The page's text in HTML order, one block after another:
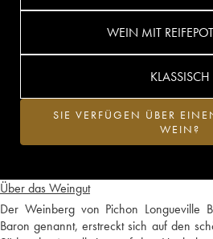
Über das Weingut
Der Weinberg von Pichon Longueville
Baron genannt, erstreckt sich auf den
WEIN MIT
KLASSISCH
SIE VERFÜGEN ÜBER
WEIN?